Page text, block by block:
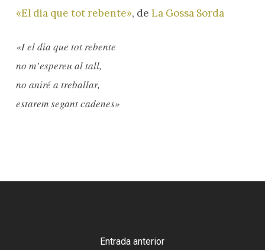
«El dia que tot rebente», de La Gossa Sorda
«I el dia que tot rebente
no m’espereu al tall,
no aniré a treballar,
estarem segant cadenes»
Entrada anterior